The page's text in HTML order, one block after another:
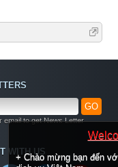
+ Chào mừng bạn đến
GO
email to get News Letter
WITH US